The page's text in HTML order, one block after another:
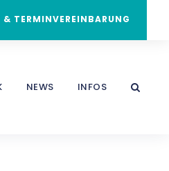
TERMINVEREINBARUNG
NEWS INFOS